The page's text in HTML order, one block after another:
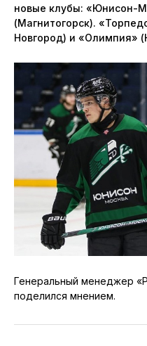
новые клубы: «Юнисон-
(Магнитогорск).
Новгород) и «Олимпия»
Генеральный менеджер
поделился мнением.